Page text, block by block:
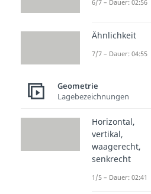
zur
und
6/7 – Dauer: 02:56
Ähnlichkeit
7/7 – Dauer: 04:55
Geometrie
Lagebezeichnungen
Horizontal,
vertikal,
waagerecht,
senkrecht
1/5 – Dauer: 02:41